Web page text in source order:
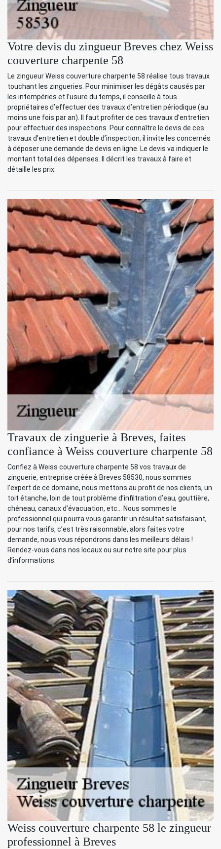
Votre devis du zingueur Breves chez Weiss
couverture charpente 58
Le zingueur Weiss couverture charpente 58 réalise tous travaux
touchant les zingueries. Pour minimiser les dégâts causés par
les intempéries et l’usure du temps, il conseille à tous
propriétaires d’effectuer des travaux d’entretien périodique (au
moins une fois par an). Il faut profiter de ces travaux d’entretien
pour effectuer des inspections. Pour connaître le devis de ces
travaux d’entretien et double d’inspection, il invite les concernés
à déposer une demande de devis en ligne. Le devis va indiquer le
montant total des dépenses. Il décrit les travaux à faire et
détaille les prix.
Travaux de zinguerie à Breves, faites
confiance à Weiss couverture charpente 58
Confiez à Weiss couverture charpente 58 vos travaux de
zinguerie, entreprise créée à Breves 58530, nous sommes
l’expert de ce domaine, nous mettons au profit de nos clients, un
toit étanche, loin de tout problème d’infiltration d’eau, gouttière,
chéneau, canaux d’évacuation, etc… Nous sommes le
professionnel qui pourra vous garantir un résultat satisfaisant,
pour nos tarifs, c’est très raisonnable, alors faites votre
demande, nous vous répondrons dans les meilleurs délais !
Rendez-vous dans nos locaux ou sur notre site pour plus
d’informations.
Weiss couverture charpente 58 le zingueur
professionnel à Breves